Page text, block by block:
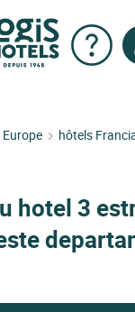
hôtels
hotel 3